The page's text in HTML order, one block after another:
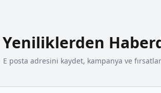
Yeniliklerden
E posta adresini kaydet, kampanya ve